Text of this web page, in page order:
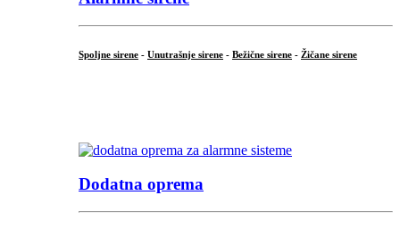
Spoljne sirene - Unutrašnje sirene - Bežične sirene - Žičane sirene
Dodatna oprema